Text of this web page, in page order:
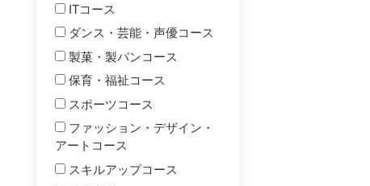
ITコース
ダンス・芸能・声優コース
製菓・製パンコース
保育・福祉コース
スポーツコース
ファッション・デザイン・
アートコース
スキルアップコース